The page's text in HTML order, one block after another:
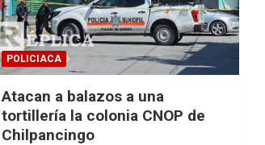
POLICIACA
Atacan a balazos a una
tortillería la colonia CNOP de
Chilpancingo